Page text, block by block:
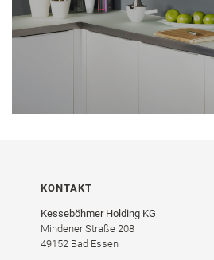
KONTAKT
Kesseböhmer Holding KG
Mindener Straße 208
49152 Bad Essen